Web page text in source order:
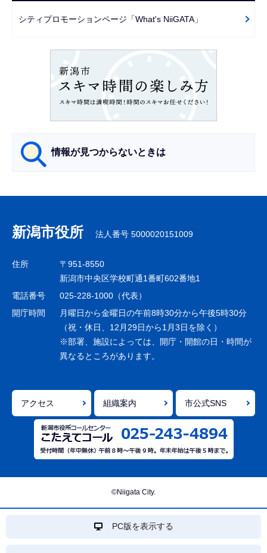
シティプロモーションページ「What's NiiGATA」
情報が見つからないときは
ナ
ビ
ゲ
シ
ョ
で
新潟市役所 法人番号 5000020151009
住所
〒951-8550
新潟市中央区学校町通1番町602番地1
電話番号
025-228-1000（代表）
開庁時間
月曜日から金曜日の午前8時30分から午後5時30分
（祝・休日、12月29日から1月3日を除く）
※部署、施設によっては、開庁・開館の日・時間が
異なるところがあります。
アクセス 組織案内 市公式SNS
©Niigata City.
PC版を表示する